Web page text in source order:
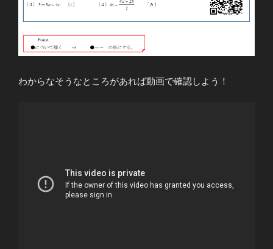
わからなそうなところがあれば動画で確認しよう！